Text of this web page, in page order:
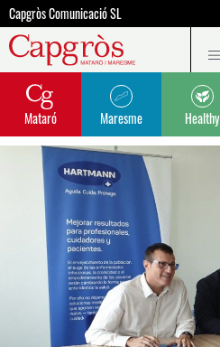
Capgròs Comunicació SL
Mataró Maresme Healthy